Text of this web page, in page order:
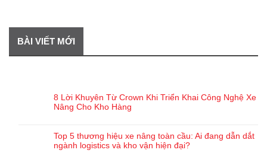
BÀI VIẾT MỚI
8 Lời Khuyên Từ Crown Khi Triển Khai Công Nghệ Xe
Nâng Cho Kho Hàng
Top 5 thương hiệu xe nâng toàn cầu: Ai đang dẫn dắt
ngành logistics và kho vận hiện đại?